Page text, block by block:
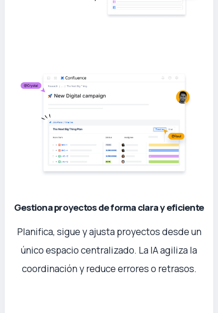
Gestiona proyectos de forma clara y eficiente
Planifica, sigue y ajusta proyectos desde un
único espacio centralizado. La IA agiliza la
coordinación y reduce errores o retrasos.